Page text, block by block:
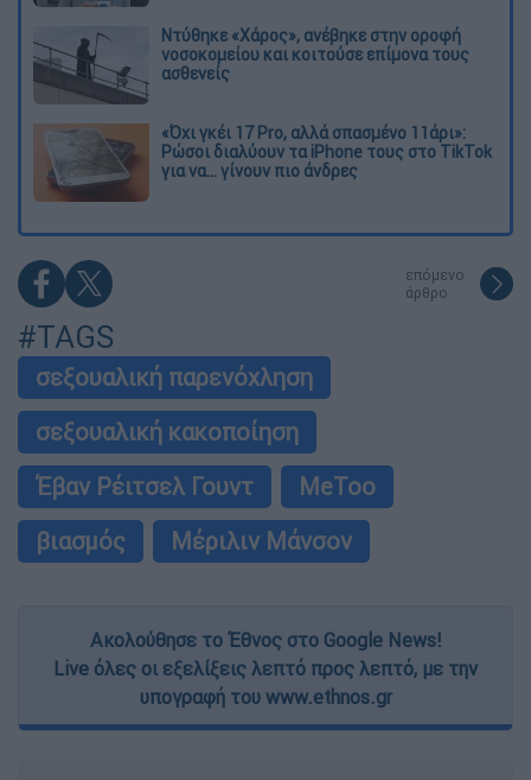
Ντύθηκε «Χάρος», ανέβηκε στην οροφή
νοσοκομείου και κοιτούσε επίμονα τους
ασθενείς
«Όχι γκέι 17 Pro, αλλά σπασμένο 11άρι»:
Ρώσοι διαλύουν τα iPhone τους στο TikTok
για να... γίνουν πιο άνδρες
επόμενο
άρθρο
#TAGS
σεξουαλική παρενόχληση
σεξουαλική κακοποίηση
Έβαν Ρέιτσελ Γουντ
MeToo
βιασμός
Μέριλιν Μάνσον
Ακολούθησε το Έθνος στο Google News!
Live όλες οι εξελίξεις λεπτό προς λεπτό, με την
υπογραφή του www.ethnos.gr